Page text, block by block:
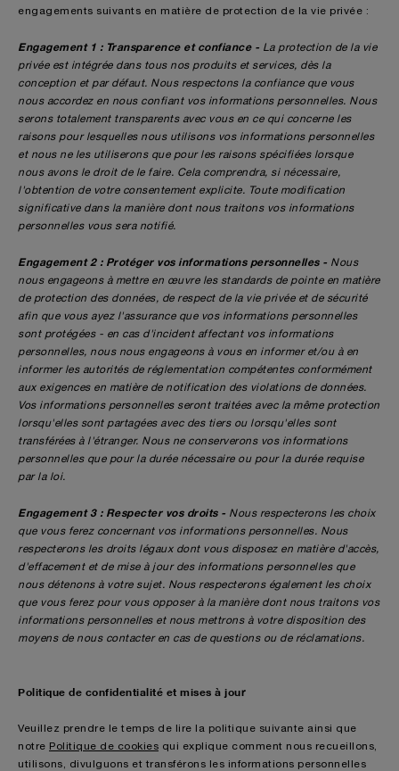
engagements suivants en matière de protection de la vie privée :
Engagement 1 : Transparence et confiance - La protection de la vie
privée est intégrée dans tous nos produits et services, dès la
conception et par défaut. Nous respectons la confiance que vous
nous accordez en nous confiant vos informations personnelles. Nous
serons totalement transparents avec vous en ce qui concerne les
raisons pour lesquelles nous utilisons vos informations personnelles
et nous ne les utiliserons que pour les raisons spécifiées lorsque
nous avons le droit de le faire. Cela comprendra, si nécessaire,
l'obtention de votre consentement explicite. Toute modification
significative dans la manière dont nous traitons vos informations
personnelles vous sera notifié.
Engagement 2 : Protéger vos informations personnelles - Nous
nous engageons à mettre en œuvre les standards de pointe en matière
de protection des données, de respect de la vie privée et de sécurité
afin que vous ayez l'assurance que vos informations personnelles
sont protégées - en cas d'incident affectant vos informations
personnelles, nous nous engageons à vous en informer et/ou à en
informer les autorités de réglementation compétentes conformément
aux exigences en matière de notification des violations de données.
Vos informations personnelles seront traitées avec la même protection
lorsqu'elles sont partagées avec des tiers ou lorsqu'elles sont
transférées à l'étranger. Nous ne conserverons vos informations
personnelles que pour la durée nécessaire ou pour la durée requise
par la loi.
Engagement 3 : Respecter vos droits - Nous respecterons les choix
que vous ferez concernant vos informations personnelles. Nous
respecterons les droits légaux dont vous disposez en matière d'accès,
d'effacement et de mise à jour des informations personnelles que
nous détenons à votre sujet. Nous respecterons également les choix
que vous ferez pour vous opposer à la manière dont nous traitons vos
informations personnelles et nous mettrons à votre disposition des
moyens de nous contacter en cas de questions ou de réclamations.
Politique de confidentialité et mises à jour
Veuillez prendre le temps de lire la politique suivante ainsi que
notre Politique de cookies qui explique comment nous recueillons,
utilisons, divulguons et transférons les informations personnelles